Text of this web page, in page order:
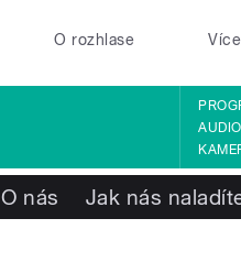
O rozhlase Více
O nás Jak nás